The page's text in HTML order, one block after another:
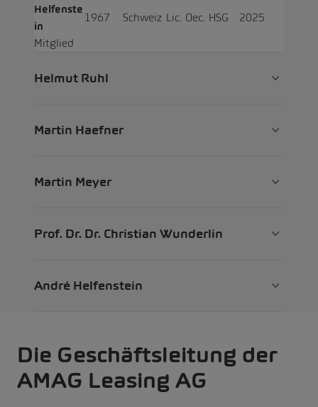
Helfenste
in
Mitglied
1967 Schweiz Lic. Oec. HSG 2025
Helmut Ruhl
Martin Haefner
Martin Meyer
Prof. Dr. Dr. Christian Wunderlin
André Helfenstein
Die Geschäftsleitung der
AMAG Leasing AG